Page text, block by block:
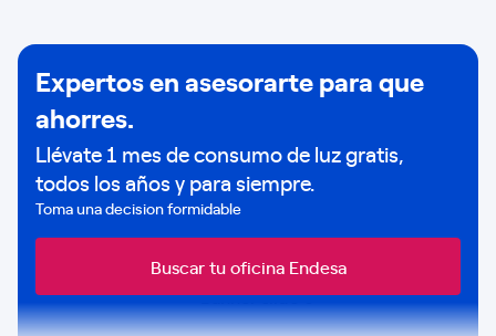
Expertos en asesorarte para que
ahorres.
Llévate 1 mes de consumo de luz gratis,
todos los años y para siempre.
Toma una decision formidable
Buscar tu oficina Endesa